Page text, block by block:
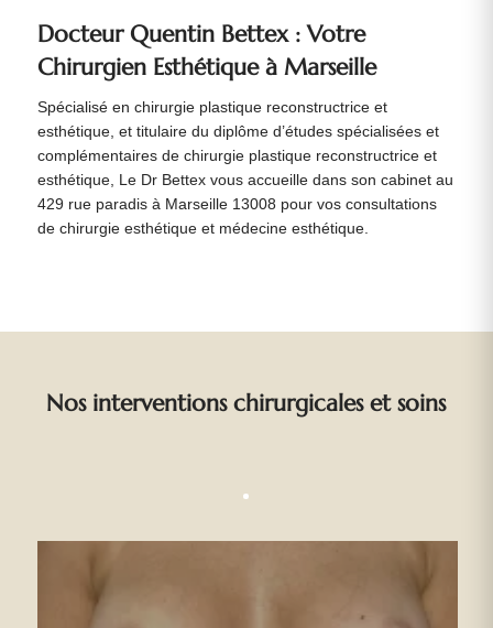
Docteur Quentin Bettex : Votre
Chirurgien Esthétique à Marseille
Spécialisé en chirurgie plastique reconstructrice et
esthétique, et titulaire du diplôme d’études spécialisées et
complémentaires de chirurgie plastique reconstructrice et
esthétique, Le Dr Bettex vous accueille dans son cabinet au
429 rue paradis à Marseille 13008 pour vos consultations
de chirurgie esthétique et médecine esthétique.
Nos interventions chirurgicales et soins